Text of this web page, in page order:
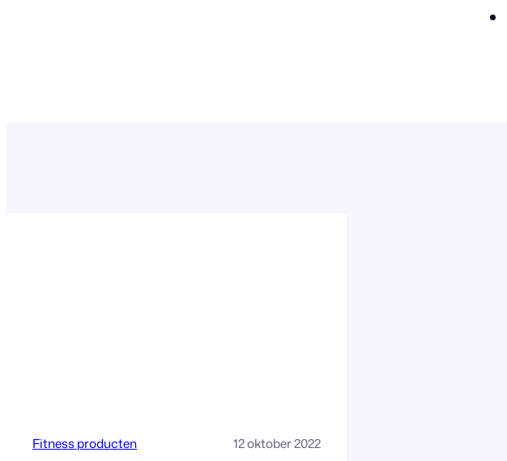
Fitness producten 12 oktober 2022